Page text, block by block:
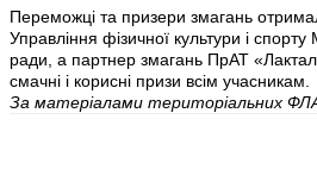
Переможці та призери змагань
Управління фізичної культури і спорту
ради, а партнер змагань ПрАТ
смачні і корисні призи всім учасникам.
За матеріалами територіальних